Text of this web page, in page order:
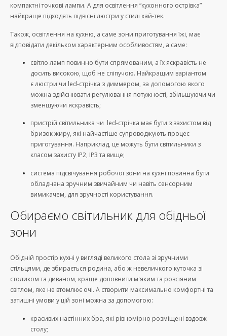
компактні точкові лампи. А для освітлення “кухонного острівка”
найкраще підходять підвісні люстри у стилі хай-тек.
Також, освітлення на кухню, а саме зони приготування їжі, має
відповідати декільком характерним особливостям, а саме:
світло ламп повинно бути спрямованим, а їх яскравість не
досить високою, щоб не сліпучою. Найкращим варіантом
є люстри чи led-стрічка з диммером, за допомогою якого
можна здійснювати регулювання потужності, збільшуючи чи
зменшуючи яскравість;
пристрій світильника чи led-стрічка має бути з захистом від
бризок жиру, які найчастіше супроводжують процес
приготування. Наприклад, це можуть бути світильники з
класом захисту IP2, IP3 та вище;
система підсвічування робочої зони на кухні повинна бути
обладнана зручним звичайним чи навіть сенсорним
вимикачем, для зручності користування.
Обираємо світильник для обідньої
зони
Обідній простір кухні у вигляді великого стола зі зручними
стільцями, де збирається родина, або ж невеличкого куточка зі
столиком та диваном, краще доповнити м'яким та розсіяним
світлом, яке не втомлює очі. А створити максимально комфортні та
затишні умови у цій зоні можна за допомогою:
красивих настінних бра, які рівномірно розміщені вздовж
столу;